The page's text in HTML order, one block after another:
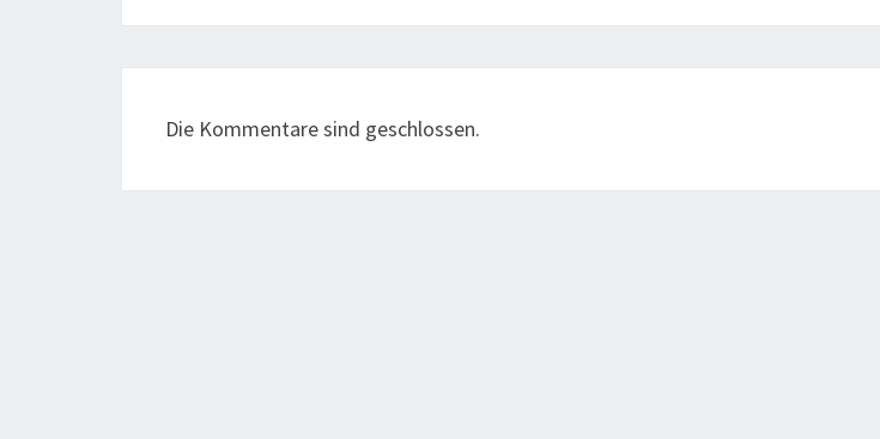
Die Kommentare sind geschlossen.